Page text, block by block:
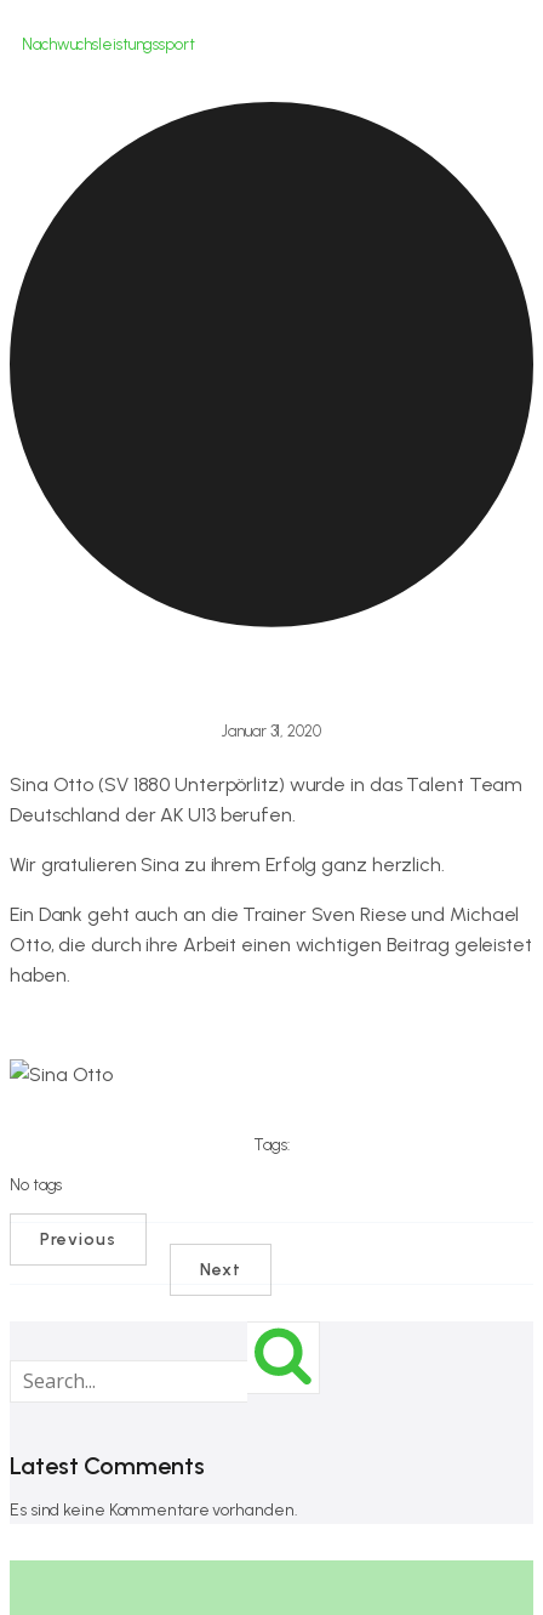
Nachwuchsleistungssport
Januar 31, 2020
Sina Otto (SV 1880 Unterpörlitz) wurde in das Talent Team
Deutschland der AK U13 berufen.
Wir gratulieren Sina zu ihrem Erfolg ganz herzlich.
Ein Dank geht auch an die Trainer Sven Riese und Michael
Otto, die durch ihre Arbeit einen wichtigen Beitrag geleistet
haben.
Tags:
No tags
Previous
Next
Latest Comments
Es sind keine Kommentare vorhanden.